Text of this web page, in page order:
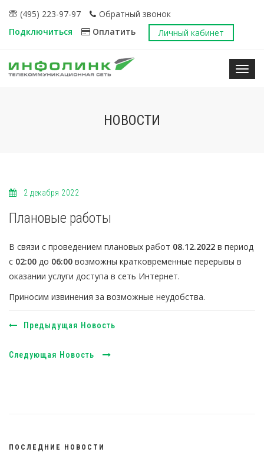
(495) 223-97-97
Обратный звонок
Подключиться
Оплатить Личный кабинет
НОВОСТИ
2 декабря 2022
Плановые работы
В связи с проведением плановых работ 08.12.2022 в период
с 02:00 до 06:00 возможны кратковременные перерывы в
оказании услуги доступа в сеть Интернет.
Приносим извинения за возможные неудобства.
Предыдущая Новость
Следующая Новость
ПОСЛЕДНИЕ НОВОСТИ